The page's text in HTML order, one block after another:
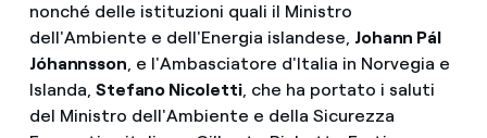
nonché delle istituzioni quali il Ministro
dell'Ambiente e dell'Energia islandese, Johann Pál
Jóhannsson, e l'Ambasciatore d'Italia in Norvegia e
Islanda, Stefano Nicoletti, che ha portato i saluti
del Ministro dell'Ambiente e della Sicurezza